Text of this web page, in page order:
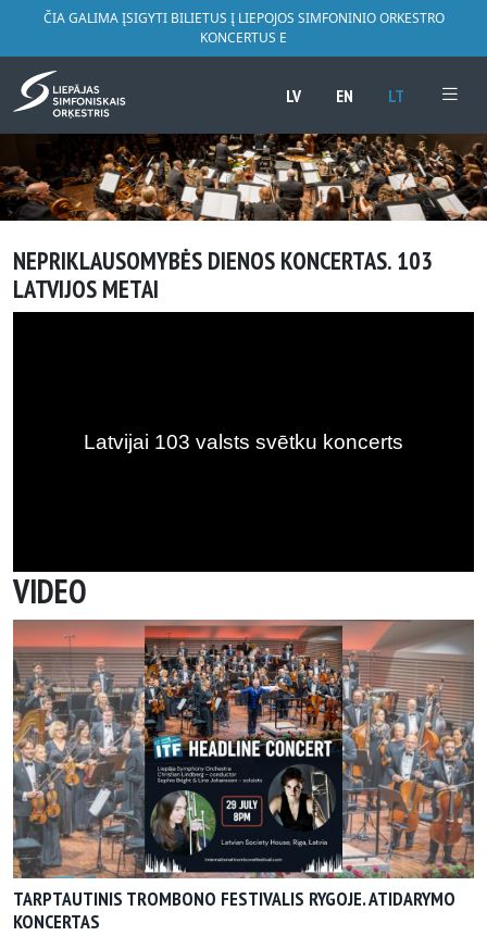
ČIA GALIMA ĮSIGYTI BILIETUS Į LIEPOJOS SIMFONINIO ORKESTRO
KONCERTUS E
LV EN LT
NEPRIKLAUSOMYBĖS DIENOS KONCERTAS. 103
LATVIJOS METAI
VIDEO
TARPTAUTINIS TROMBONO FESTIVALIS RYGOJE. ATIDARYMO
KONCERTAS